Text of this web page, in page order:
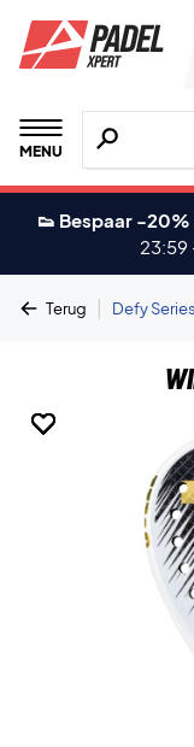
MENU
Zoeken
👟 Bespaar -20%
23:59
Terug | Defy Series